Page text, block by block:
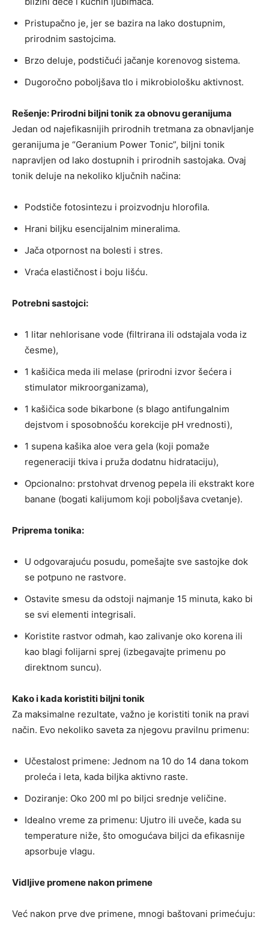
Pristupačno je, jer se bazira na lako dostupnim,
prirodnim sastojcima.
Brzo deluje, podstičući jačanje korenovog sistema.
Dugoročno poboljšava tlo i mikrobiološku aktivnost.
Rešenje: Prirodni biljni tonik za obnovu geranijuma
Jedan od najefikasnijih prirodnih tretmana za obnavljanje
geranijuma je “Geranium Power Tonic”, biljni tonik
napravljen od lako dostupnih i prirodnih sastojaka. Ovaj
tonik deluje na nekoliko ključnih načina:
Podstiče fotosintezu i proizvodnju hlorofila.
Hrani biljku esencijalnim mineralima.
Jača otpornost na bolesti i stres.
Vraća elastičnost i boju lišću.
Potrebni sastojci:
1 litar nehlorisane vode (filtrirana ili odstajala voda iz
česme),
1 kašičica meda ili melase (prirodni izvor šećera i
stimulator mikroorganizama),
1 kašičica sode bikarbone (s blago antifungalnim
dejstvom i sposobnošću korekcije pH vrednosti),
1 supena kašika aloe vera gela (koji pomaže
regeneraciji tkiva i pruža dodatnu hidrataciju),
Opcionalno: prstohvat drvenog pepela ili ekstrakt kore
banane (bogati kalijumom koji poboljšava cvetanje).
Priprema tonika:
U odgovarajuću posudu, pomešajte sve sastojke dok
se potpuno ne rastvore.
Ostavite smesu da odstoji najmanje 15 minuta, kako bi
se svi elementi integrisali.
Koristite rastvor odmah, kao zalivanje oko korena ili
kao blagi folijarni sprej (izbegavajte primenu po
direktnom suncu).
Kako i kada koristiti biljni tonik
Za maksimalne rezultate, važno je koristiti tonik na pravi
način. Evo nekoliko saveta za njegovu pravilnu primenu:
Učestalost primene: Jednom na 10 do 14 dana tokom
proleća i leta, kada biljka aktivno raste.
Doziranje: Oko 200 ml po biljci srednje veličine.
Idealno vreme za primenu: Ujutro ili uveče, kada su
temperature niže, što omogućava biljci da efikasnije
apsorbuje vlagu.
Vidljive promene nakon primene
Već nakon prve dve primene, mnogi baštovani primećuju: